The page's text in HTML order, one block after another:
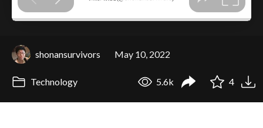
shonansurvivors May 10, 2022
Technology 5.6k 4